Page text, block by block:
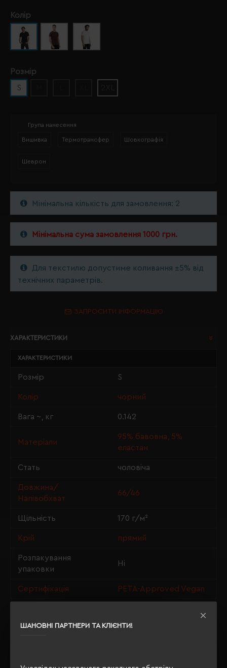
ШАНОВНІ ПАРТНЕРИ ТА КЛІЄНТИ!
Колір
Розмір
S
Група нанесення
Вишивка Термотрансфер Шовкографія
Шеврон
Мінімальна кількість для замовлення: 2
Мінімальна сума замовлення 1000 грн.
Для текстилю допустиме коливання ±5% від
технічних параметрів.
ЗАПРОСИТИ ІНФОРМАЦІЮ
ХАРАКТЕРИСТИКИ
ХАРАКТЕРИСТИКИ
Розмір S
Колір чорний
Вага ~, кг 0.142
Матеріали
95% бавовна, 5%
еластан
Стать чоловіча
Довжина/
Напівобхват
66/46
Щільність 170 г/м²
Крій прямий
Розпакування
упаковки
Ні
Сертифікація PETA-Approved Vegan